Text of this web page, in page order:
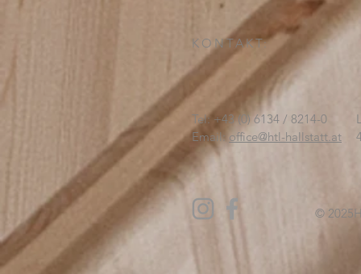
KONTAKT:
Tel: +43 (0) 6134 / 8214-0
Email: office@htl-hallstatt.at
© 2025